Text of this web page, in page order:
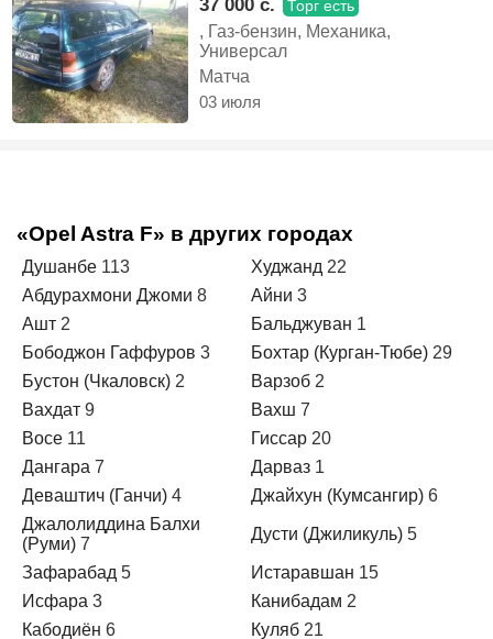
37 000 c. Торг есть
, Газ-бензин, Механика,
Универсал
Матча
03 июля
«Opel Astra F» в других городах
Душанбе 113 Худжанд 22
Абдурахмони Джоми 8 Айни 3
Ашт 2 Бальджуван 1
Бободжон Гаффуров 3 Бохтар (Курган-Тюбе) 29
Бустон (Чкаловск) 2 Варзоб 2
Вахдат 9 Вахш 7
Восе 11 Гиссар 20
Дангара 7 Дарваз 1
Деваштич (Ганчи) 4 Джайхун (Кумсангир) 6
Джалолиддина Балхи
(Руми) 7
Дусти (Джиликуль) 5
Зафарабад 5 Истаравшан 15
Исфара 3 Канибадам 2
Кабодиён 6 Куляб 21